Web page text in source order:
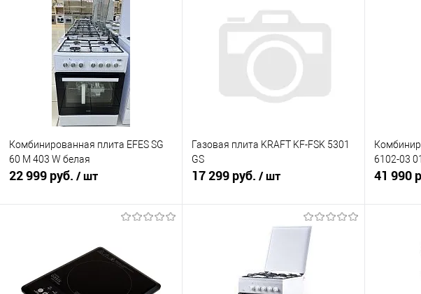
Комбинированная плита EFES SG
60 M 403 W белая
22 999 руб. / шт
Купить в 1 клик
К сравнению
В избранное
В наличии
Газовая плита KRAFT KF-FSK 5301
GS
17 299 руб. / шт
В корзину
Купить в 1 клик
К сравнению
В избранное
6102-03
41 990